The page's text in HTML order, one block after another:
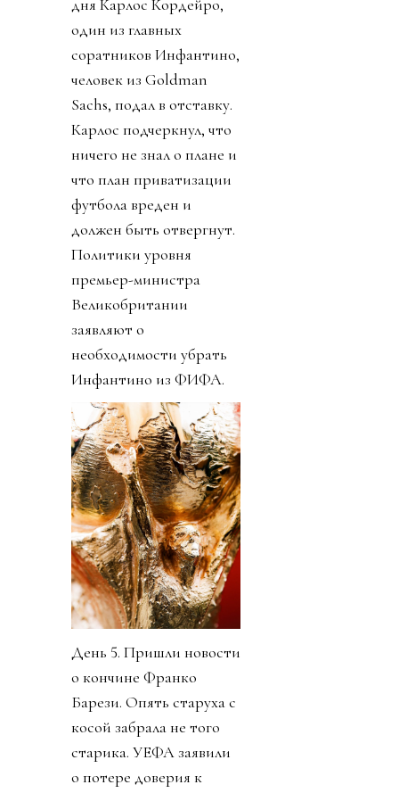
дня Карлос Кордейро,
один из главных
соратников Инфантино,
человек из Goldman
Sachs, подал в отставку.
Карлос подчеркнул, что
ничего не знал о плане и
что план приватизации
футбола вреден и
должен быть отвергнут.
Политики уровня
премьер-министра
Великобритании
заявляют о
необходимости убрать
Инфантино из ФИФА.
День 5. Пришли новости
о кончине Франко
Барези. Опять старуха с
косой забрала не того
старика. УЕФА заявили
о потере доверия к